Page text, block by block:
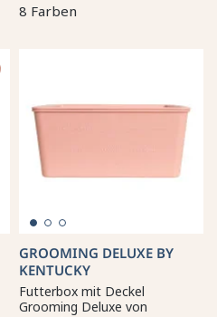
8 Farben
GROOMING DELUXE BY
KENTUCKY
Futterbox mit Deckel
Grooming Deluxe von